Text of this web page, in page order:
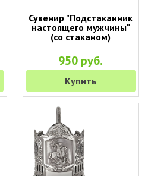
Сувенир "Подстаканник
настоящего мужчины"
(со стаканом)
950 руб.
Купить